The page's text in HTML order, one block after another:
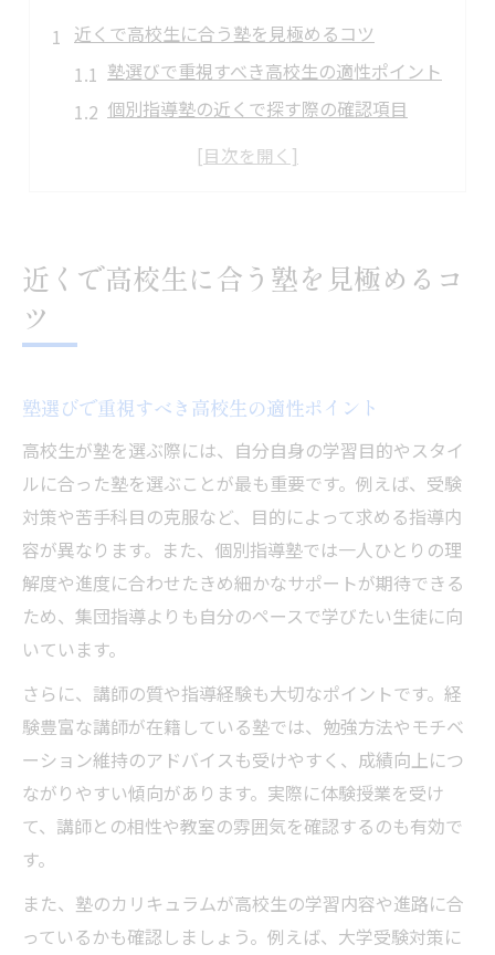
近くで高校生に合う塾を見極めるコツ
塾選びで重視すべき高校生の適性ポイント
個別指導塾の近くで探す際の確認項目
高校生の通いやすさと塾立地の考え方
個別指導なら通いやすさと塾の特徴が鍵
個別指導塾で重視したい通いやすさの基準
高校生に合う塾の指導スタイルとは
通塾の負担を減らす塾選びのポイント
高校生が失敗しない塾選びの判断基準とは
塾選びでありがちな失敗とその回避法
高校生の個別指導塾で確認すべき点
近くの塾に通う際の見極めポイント
福井県坂井市で個別指導の塾を探す視点
塾を選ぶ際の坂井市ならではの注意点
高校生向け個別指導塾の探し方ガイド
近くで見つかる塾のメリットと注意点
坂井市周辺の塾で重要な比較ポイント
親子で考える塾選び費用対効果のチェック法
近くで高校生に合う塾を見極めるコ
ツ
塾選びで重視すべき高校生の適性ポイント
高校生が塾を選ぶ際には、自分自身の学習目的やスタイ
ルに合った塾を選ぶことが最も重要です。例えば、受験
対策や苦手科目の克服など、目的によって求める指導内
容が異なります。また、個別指導塾では一人ひとりの理
解度や進度に合わせたきめ細かなサポートが期待できる
ため、集団指導よりも自分のペースで学びたい生徒に向
いています。
さらに、講師の質や指導経験も大切なポイントです。経
験豊富な講師が在籍している塾では、勉強方法やモチベ
ーション維持のアドバイスも受けやすく、成績向上につ
ながりやすい傾向があります。実際に体験授業を受け
て、講師との相性や教室の雰囲気を確認するのも有効で
す。
また、塾のカリキュラムが高校生の学習内容や進路に合
っているかも確認しましょう。例えば、大学受験対策に